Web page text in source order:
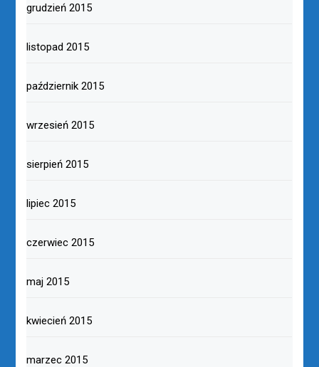
grudzień 2015
listopad 2015
październik 2015
wrzesień 2015
sierpień 2015
lipiec 2015
czerwiec 2015
maj 2015
kwiecień 2015
marzec 2015